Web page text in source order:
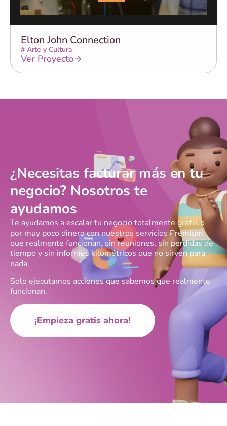
Elton John Connection
# Arte y Cultura
Ver Proyecto
¿Necesitas facturar más en tu
negocio? Nosotros te
ayudamos
Te ayudamos a escalar tu negocio totalmente gratis o
por muy poco dinero con nuestros servicios Premium
que realmente funcionan, sin reuniones, sin perdidas de
tiempo y sin informes kilométricos que no sirven para
nada.
Solo ejecutamos acciones que sabemos que realmente
funcionan.
¡Empieza gratis ahora!